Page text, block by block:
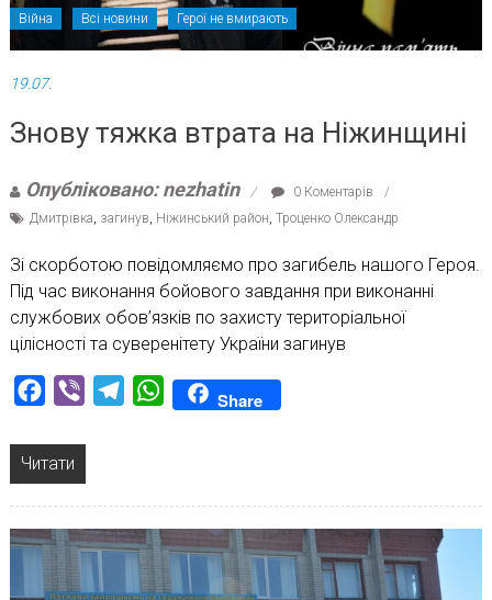
Війна Всі новини Герої не вмирають
19.07.
Знову тяжка втрата на Ніжинщині
Опубліковано: nezhatin
0 Коментарів
Дмитрівка, загинув, Ніжинський район, Троценко Олександр
Зі скорботою повідомляємо про загибель нашого Героя.
Під час виконання бойового завдання при виконанні
службових обов’язків по захисту територіальної
цілісності та суверенітету України загинув
Facebook
Viber TelegramWhatsAppShare
Читати